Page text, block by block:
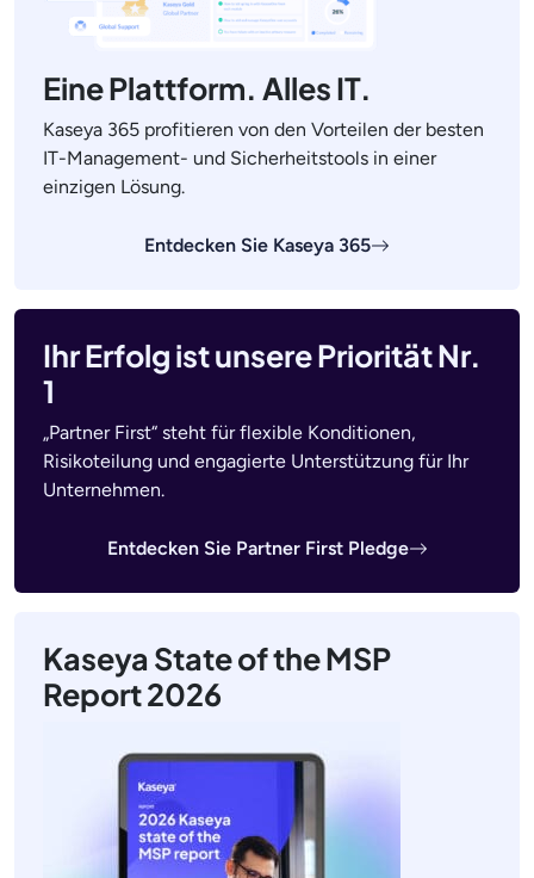
Eine Plattform. Alles IT.
Kaseya 365 profitieren von den Vorteilen der besten
IT-Management- und Sicherheitstools in einer
einzigen Lösung.
Entdecken Sie Kaseya 365
Ihr Erfolg ist unsere Priorität Nr.
1
„Partner First“ steht für flexible Konditionen,
Risikoteilung und engagierte Unterstützung für Ihr
Unternehmen.
Entdecken Sie Partner First Pledge
Kaseya State of the MSP
Report 2026